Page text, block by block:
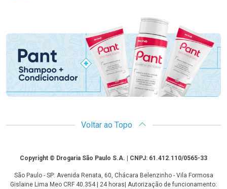
Promoção em Destaque
Voltar ao Topo
CopyrightCopyright © Drogaria São Paulo S.A. | CNPJ: 61.412.110/0565-33
São Paulo - SP: Avenida Renata, 60, Chácara Belenzinho - Vila Formosa
Gislaine Lima Meo CRF 40.354 | 24 horas| Autorização de funcionamento: